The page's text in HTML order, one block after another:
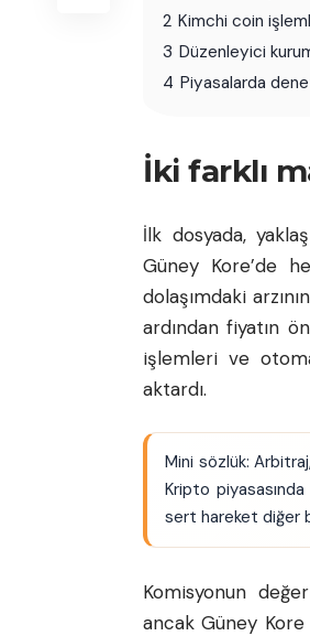
2 Kimchi coin
3 Düzenleyici
4 Piyasalarda
İki farklı
İlk dosyada,
Güney Kore’de
dolaşımdaki
ardından fiyatın
işlemleri ve
aktardı.
Mini sözlük: Arbitraj,
Kripto
sert hareket diğer
Komisyonun
ancak Güney